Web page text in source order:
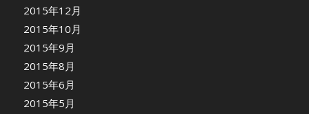
2015年12月
2015年10月
2015年9月
2015年8月
2015年6月
2015年5月